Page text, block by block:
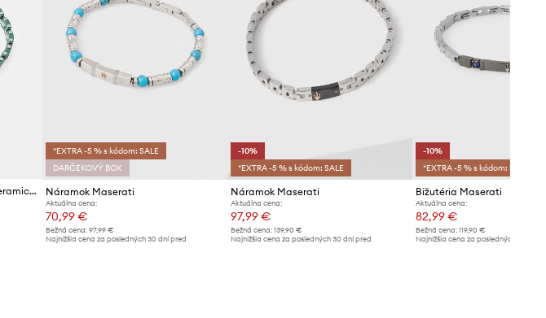
MASERATI náramok pánsky keramický
*EXTRA -5 % s kódom: SALE
DARČEKOVÝ BOX
Náramok Maserati
Aktuálna cena:
70,99 €
Bežná cena: 97,99 €
Najnižšia cena za posledných 30 dní pred
-10%
*EXTRA -5 % s kódom: SALE
Náramok Maserati
Aktuálna cena:
97,99 €
Bežná cena:139,90 €
Najnižšia cena za posledných 30 dní pred
-10%
*EXTRA -5 % s kódom: SALE
Bižutéria Maserati
Aktuálna cena:
82,99 €
Bežná cena: 119,90 €
Najnižšia cena za posledných 30 dní